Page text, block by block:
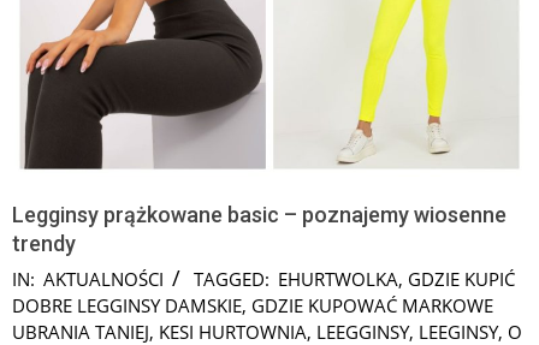
Legginsy prążkowane basic – poznajemy wiosenne
trendy
IN: AKTUALNOŚCI TAGGED: EHURTWOLKA, GDZIE KUPIĆ
DOBRE LEGGINSY DAMSKIE, GDZIE KUPOWAĆ MARKOWE
UBRANIA TANIEJ, KESI HURTOWNIA, LEEGGINSY, LEEGINSY, O